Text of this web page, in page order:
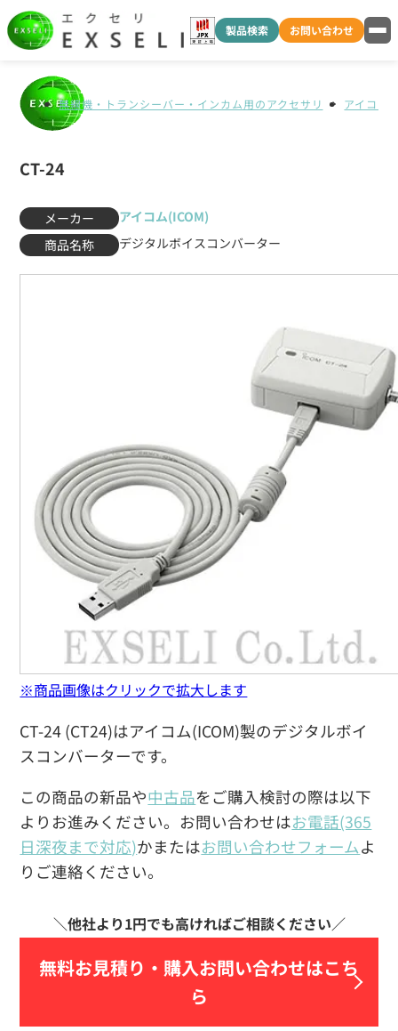
製品検索 お問い合わせ
無線機・トランシーバー・インカム用のアクセサリ アイコム
CT-24
メーカー
アイコム(ICOM)
商品名称
デジタルボイスコンバーター
CT-24 (CT24)はアイコム(ICOM)製のデジタルボイ
スコンバーターです。
この商品の新品や中古品をご購入検討の際は以下
よりお進みください。お問い合わせはお電話(365
日深夜まで対応)かまたはお問い合わせフォームよ
りご連絡ください。
無料お見積り・ 購入お問い合わせはこち
ら
※商品画像はクリックで拡大します